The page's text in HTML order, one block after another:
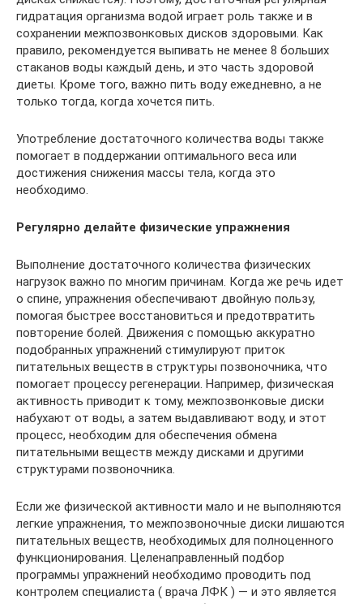
гидратация организма водой играет роль также и в
сохранении межпозвонковых дисков здоровыми. Как
правило, рекомендуется выпивать не менее 8 больших
стаканов воды каждый день, и это часть здоровой
диеты. Кроме того, важно пить воду ежедневно, а не
только тогда, когда хочется пить.
Употребление достаточного количества воды также
помогает в поддержании оптимального веса или
достижения снижения массы тела, когда это
необходимо.
Регулярно делайте физические упражнения
Выполнение достаточного количества физических
нагрузок важно по многим причинам. Когда же речь идет
о спине, упражнения обеспечивают двойную пользу,
помогая быстрее восстановиться и предотвратить
повторение болей. Движения с помощью аккуратно
подобранных упражнений стимулируют приток
питательных веществ в структуры позвоночника, что
помогает процессу регенерации. Например, физическая
активность приводит к тому, межпозвонковые диски
набухают от воды, а затем выдавливают воду, и этот
процесс, необходим для обеспечения обмена
питательными веществ между дисками и другими
структурами позвоночника.
Если же физической активности мало и не выполняются
легкие упражнения, то межпозвоночные диски лишаются
питательных веществ, необходимых для полноценного
функционирования. Целенаправленный подбор
программы упражнений необходимо проводить под
контролем специалиста ( врача ЛФК ) — и это является